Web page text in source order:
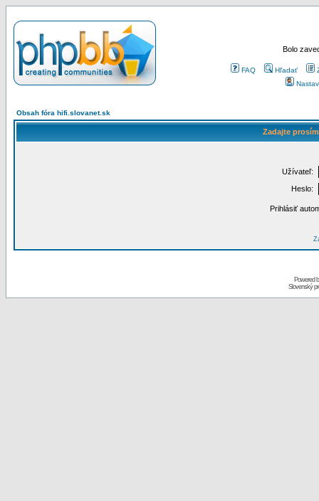
Bolo
FAQ Hľadať
Obsah fóra hifi.slovanet.sk
Zadajte
Užívateľ:
Heslo:
Prihlásiť
Powered
Slovenský